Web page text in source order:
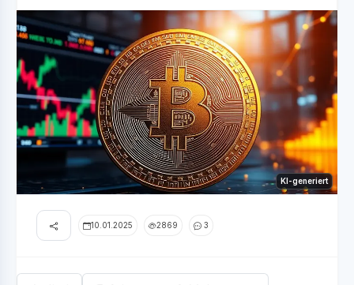
KI-generiert
10.01.2025 2869 3